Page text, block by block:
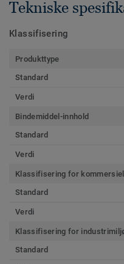
Tekniske
Klassifisering
Produkttype
Standard
Verdi
Bindemiddel-innhold
Standard
Verdi
Klassifisering for
Standard
Verdi
Klassifisering for
Standard